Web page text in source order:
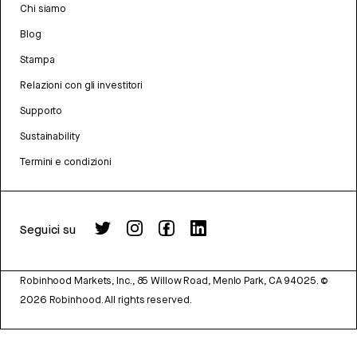
Chi siamo
Blog
Stampa
Relazioni con gli investitori
Supporto
Sustainability
Termini e condizioni
Seguici su
Robinhood Markets, Inc., 85 Willow Road, Menlo Park, CA 94025. ©
2026 Robinhood. All rights reserved.